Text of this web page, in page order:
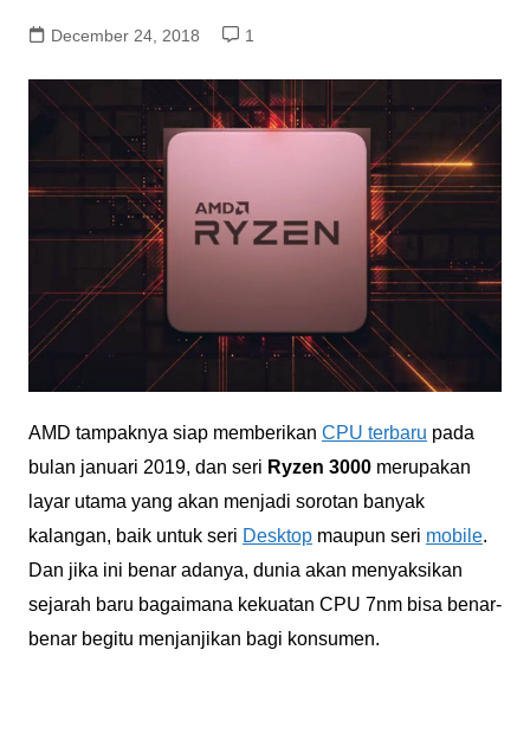
December 24, 2018 1
AMD tampaknya siap memberikan CPU terbaru pada
bulan januari 2019, dan seri Ryzen 3000merupakan
layar utama yang akan menjadi sorotan banyak
kalangan, baik untuk seri Desktopmaupun seri mobile.
Dan jika ini benar adanya, dunia akan menyaksikan
sejarah baru bagaimana kekuatan CPU 7nm bisa benar-
benar begitu menjanjikan bagi konsumen.